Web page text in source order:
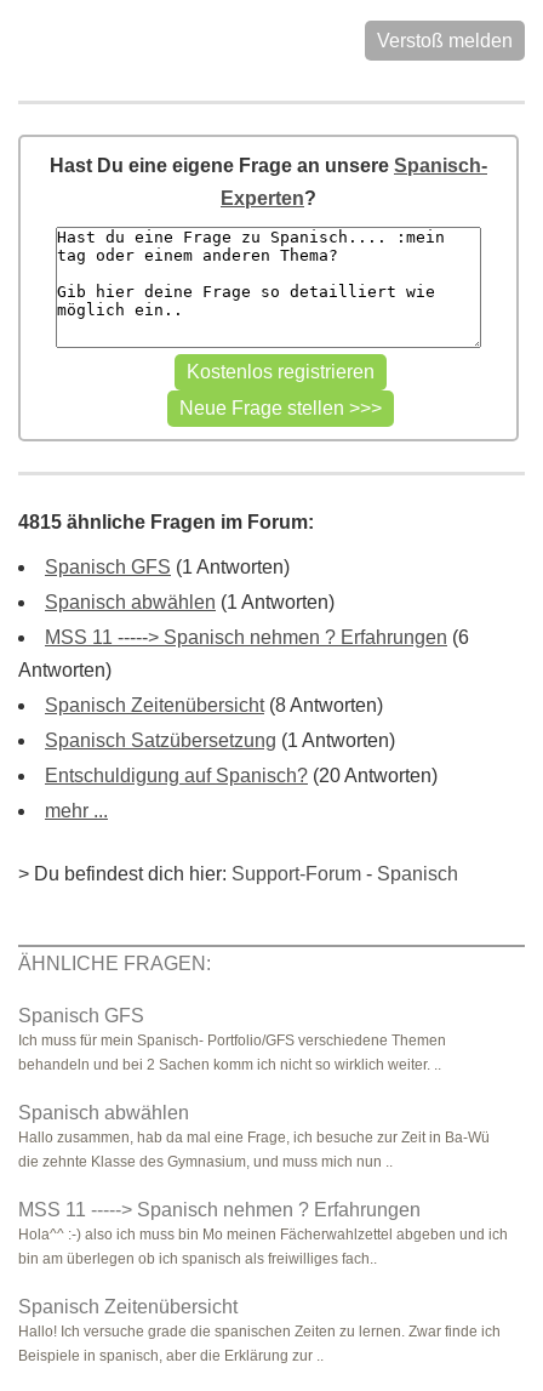
Verstoß melden
Hast Du eine eigene Frage an unsere Spanisch-
Experten?
4815 ähnliche Fragen im Forum:
Spanisch GFS (1 Antworten)
Spanisch abwählen (1 Antworten)
MSS 11 -----> Spanisch nehmen ? Erfahrungen (6
Antworten)
Spanisch Zeitenübersicht(8 Antworten)
Spanisch Satzübersetzung (1 Antworten)
Entschuldigung auf Spanisch? (20 Antworten)
mehr ...
> Du befindest dich hier: Support-Forum - Spanisch
ÄHNLICHE FRAGEN:
Spanisch GFS
Ich muss für mein Spanisch- Portfolio/GFS verschiedene Themen
behandeln und bei 2 Sachen komm ich nicht so wirklich weiter. ..
Spanisch abwählen
Hallo zusammen, hab da mal eine Frage, ich besuche zur Zeit in Ba-Wü
die zehnte Klasse des Gymnasium, und muss mich nun ..
MSS 11 -----> Spanisch nehmen ? Erfahrungen
Hola^^ :-) also ich muss bin Mo meinen Fächerwahlzettel abgeben und ich
bin am überlegen ob ich spanisch als freiwilliges fach..
Spanisch Zeitenübersicht
Hallo! Ich versuche grade die spanischen Zeiten zu lernen. Zwar finde ich
Beispiele in spanisch, aber die Erklärung zur ..